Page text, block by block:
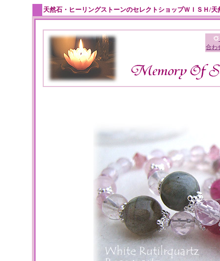
天然石・ヒーリングストーンのセレクトショップＷＩＳＨ/
合わ